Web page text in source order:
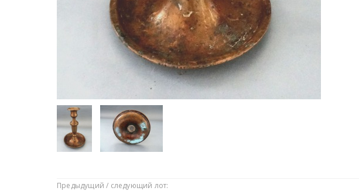
Предыдущий / следующий лот: